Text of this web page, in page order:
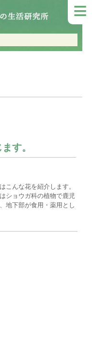
≡
す。
こんな花を紹介します。
ショウガ科の植物で鹿児
地下部が食用・薬用とし